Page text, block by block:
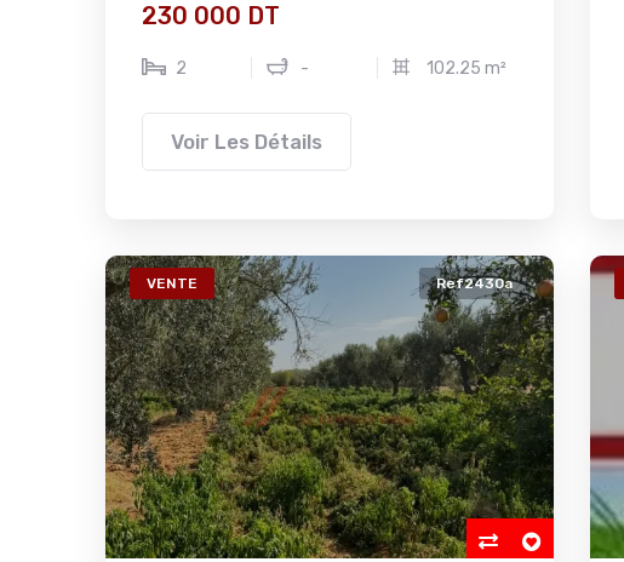
230 000 DT
2 - 102.25 m²
Voir Les Détails
VENTE Ref2430a